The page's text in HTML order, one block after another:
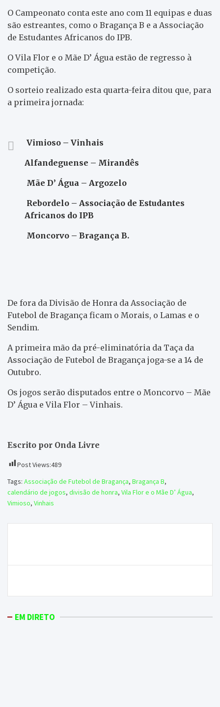
O Campeonato conta este ano com 11 equipas e duas
são estreantes, como o Bragança B e a Associação
de Estudantes Africanos do IPB.
O Vila Flor e o Mãe D’ Água estão de regresso à
competição.
O sorteio realizado esta quarta-feira ditou que, para
a primeira jornada:
Vimioso – Vinhais
Alfandeguense – Mirandês
Mãe D’ Água – Argozelo
Rebordelo – Associação de Estudantes
Africanos do IPB
Moncorvo – Bragança B.
De fora da Divisão de Honra da Associação de
Futebol de Bragança ficam o Morais, o Lamas e o
Sendim.
A primeira mão da pré-eliminatória da Taça da
Associação de Futebol de Bragança joga-se a 14 de
Outubro.
Os jogos serão disputados entre o Moncorvo – Mãe
D’ Água e Vila Flor – Vinhais.
Escrito por Onda Livre
Post Views:489
Tags: Associação de Futebol de Bragança, Bragança B,
calendário de jogos, divisão de honra, Vila Flor e o Mãe D’ Água,
Vimioso, Vinhais
artigos
EM DIRETO